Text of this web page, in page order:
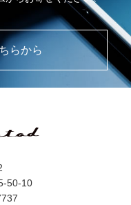
らから
50-10